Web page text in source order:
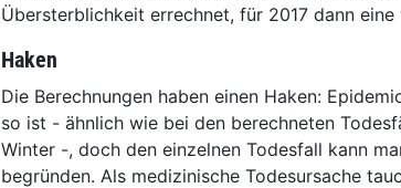
Übersterblichkeit errechnet, für 2017 dann
Haken
Die Berechnungen haben einen Haken:
so ist - ähnlich wie bei den berechneten
Winter -, doch den einzelnen Todesfall kann
begründen. Als medizinische Todesursache